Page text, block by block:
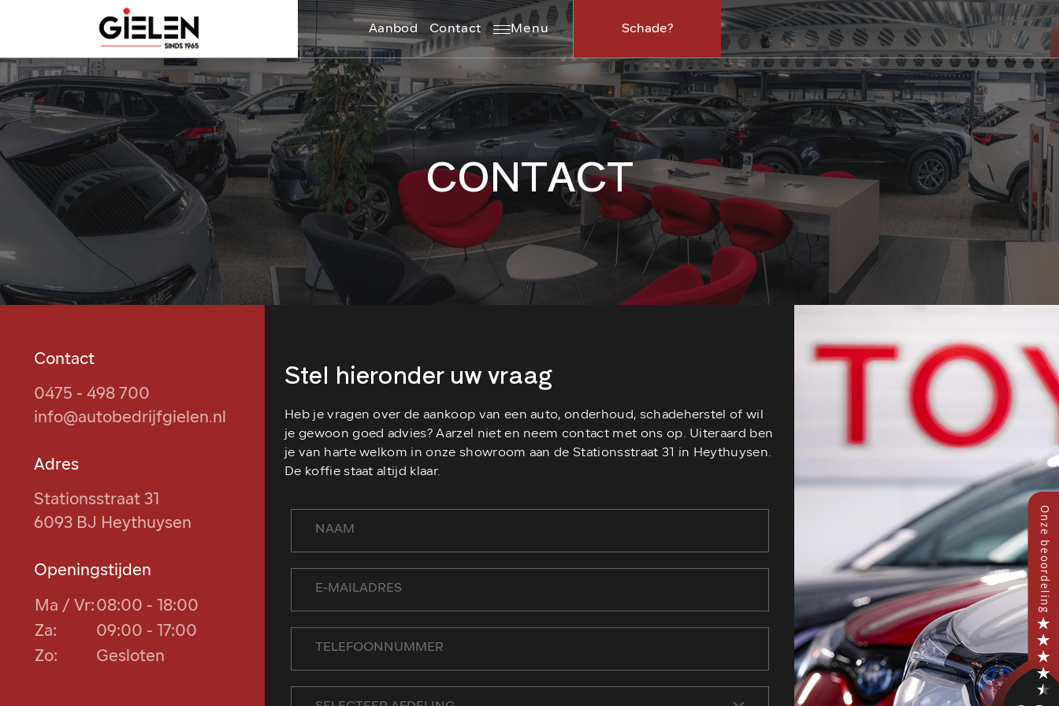
Aanbod Contact Menu Schade?
CONTACT
Contact
0475 - 498 700
info@autobedrijfgielen.nl
Adres
Stationsstraat 31
6093 BJ Heythuysen
Openingstijden
Ma / Vr: 08:00 - 18:00
Za:
09:00 - 17:00
Zo:
Gesloten
Stel hieronder uw vraag
Heb je vragen over de aankoop van een auto, onderhoud, schadeherstel of wil
je gewoon goed advies? Aarzel niet en neem contact met ons op. Uiteraard ben
je van harte welkom in onze showroom aan de Stationsstraat 31 in Heythuysen.
De koffie staat altijd klaar.